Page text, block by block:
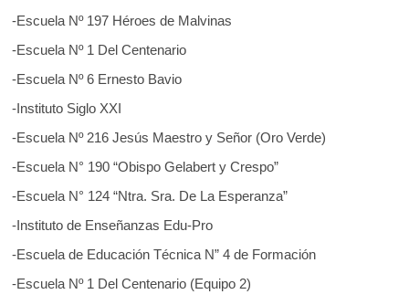
-Escuela Nº 197 Héroes de Malvinas
-Escuela Nº 1 Del Centenario
-Escuela Nº 6 Ernesto Bavio
-Instituto Siglo XXI
-Escuela Nº 216 Jesús Maestro y Señor (Oro Verde)
-Escuela N° 190 “Obispo Gelabert y Crespo”
-Escuela N° 124 “Ntra. Sra. De La Esperanza”
-Instituto de Enseñanzas Edu-Pro
-Escuela de Educación Técnica N” 4 de Formación
-Escuela Nº 1 Del Centenario (Equipo 2)